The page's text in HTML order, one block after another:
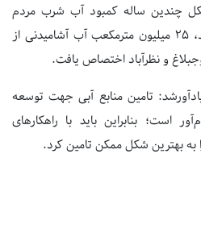
چندین ساله کمبود آب شرب مردم
شهرستانهای ساوجبلاغ و نظرآباد، ٢۵ میلیون متر‌مکعب آب آشامیدنی از
و نظرآباد اختصاص یافت.
تامین منابع آبی جهت توسعه
است؛ بنابراین باید با راهکارهای
به بهترین شکل ممکن تامین کرد.